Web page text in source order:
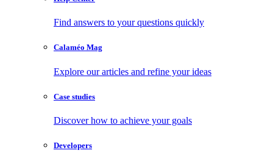
Find answers to your questions quickly
Calaméo Mag
Explore our articles and refine your ideas
Case studies
Discover how to achieve your goals
Developers